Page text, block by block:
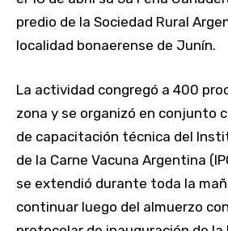
predio de la Sociedad Rural
localidad bonaerense de Junín.
La actividad congregó a 400
zona y se organizó en conjunto
de capacitación técnica del
de la Carne Vacuna Argentina
se extendió durante toda la
continuar luego del almuerzo